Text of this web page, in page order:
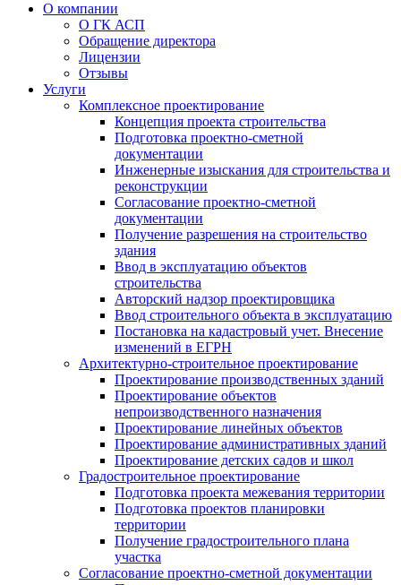
О компании
О ГК АСП
Обращение директора
Лицензии
Отзывы
Услуги
Комплексное проектирование
Концепция проекта строительства
Подготовка проектно-сметной
документации
Инженерные изыскания для строительства и
реконструкции
Согласование проектно-сметной
документации
Получение разрешения на строительство
здания
Ввод в эксплуатацию объектов
строительства
Авторский надзор проектировщика
Ввод строительного объекта в эксплуатацию
Постановка на кадастровый учет. Внесение
изменений в ЕГРН
Архитектурно-строительное проектирование
Проектирование производственных зданий
Проектирование объектов
непроизводственного назначения
Проектирование линейных объектов
Проектирование административных зданий
Проектирование детских садов и школ
Градостроительное проектирование
Подготовка проекта межевания территории
Подготовка проектов планировки
территории
Получение градостроительного плана
участка
Согласование проектно-сметной документации